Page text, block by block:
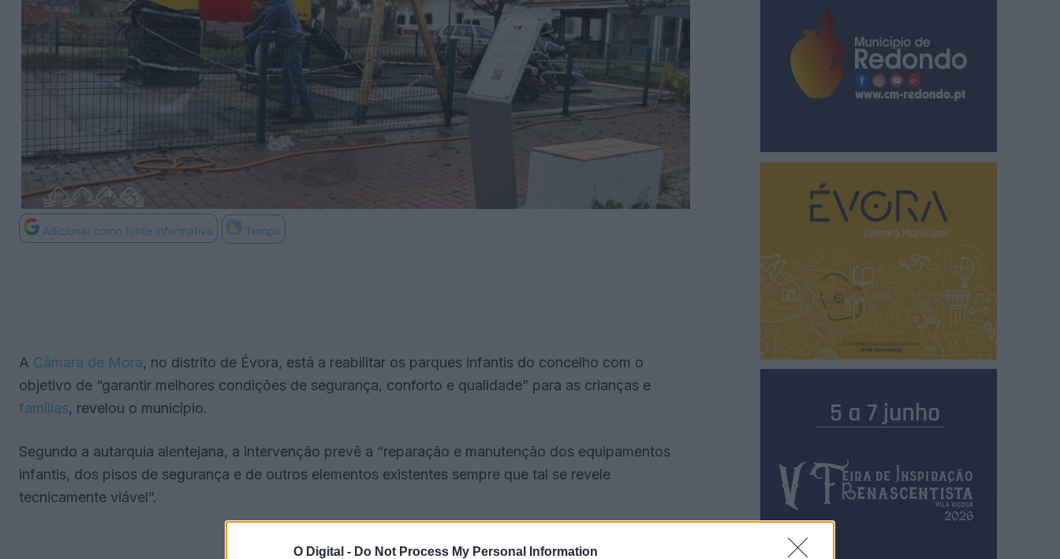
O Digital - Do Not Process My Personal Information
Adicionar como fonte informativa Tempo
A Câmara de Mora, no distrito de Évora, está a reabilitar os parques infantis do concelho com o
objetivo de “garantir melhores condições de segurança, conforto e qualidade” para as crianças e
famílias, revelou o município.
Segundo a autarquia alentejana, a intervenção prevê a “reparação e manutenção dos equipamentos
infantis, dos pisos de segurança e de outros elementos existentes sempre que tal se revele
tecnicamente viável”.